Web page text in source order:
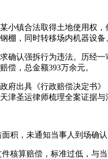
小镇合法取得土地使用权
棚，同时转移场内机器设备
确认强拆行为违法。历经
偿，总金额393万余元。
政府出具《行政赔偿决定书
津圣运律师梳理全案证据
积，未通知当事人到场确认
核算赔偿，标准过低，与